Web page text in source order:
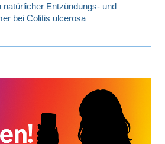
natürlicher Entzündungs- und
bei Colitis ulcerosa